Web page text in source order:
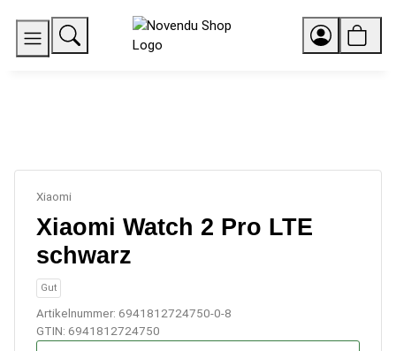
Xiaomi
Xiaomi Watch 2 Pro LTE
schwarz
Gut
Artikelnummer: 6941812724750-0-8
GTIN: 6941812724750